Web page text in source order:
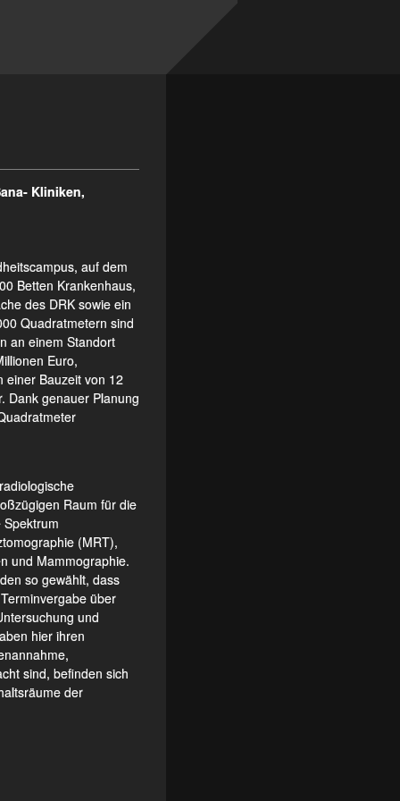
Kliniken,
auf dem
Betten Krankenhaus,
des DRK sowie ein
Quadratmetern sind
an einem Standort
Euro,
einer Bauzeit von 12
Dank genauer Planung
Raum für die
(MRT),
und Mammographie.
so gewählt, dass
über
und
hier ihren
sind, befinden sich
der